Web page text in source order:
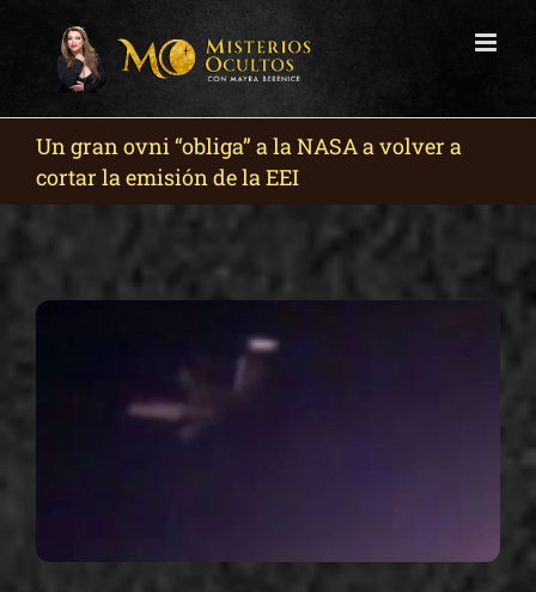
Un gran ovni “obliga” a la NASA a volver a
cortar la emisión de la EEI